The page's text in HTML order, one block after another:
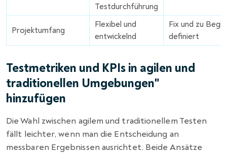
Testdurchführung
Projektumfang
Flexibel und
entwickelnd
Fix und zu
definiert
Testmetriken und KPIs in agilen und
traditionellen Umgebungen"
hinzufügen
Die Wahl zwischen agilem und traditionellem Testen
fällt leichter, wenn man die Entscheidung an
messbaren Ergebnissen ausrichtet. Beide Ansätze